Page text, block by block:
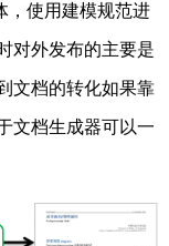
使用建模规范进
对外发布的主要是
文档的转化如果靠
文档生成器可以一